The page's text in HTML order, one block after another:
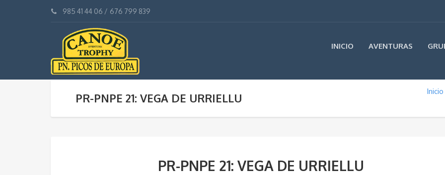
985 41 44 06 / 676 799 839
INICIO AVENTURAS
PR-PNPE 21: VEGA DE URRIELLU Inicio
PR-PNPE 21: VEGA DE URRIELLU